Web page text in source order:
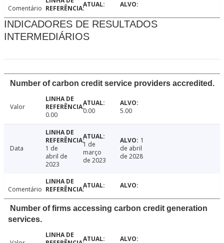
Comentário
INDICADORES DE RESULTADOS
INTERMEDIÁRIOS
Number of carbon credit service providers accredited.
Valor
0.00
0.00 5.00
Data
1 de
abril de
2023
1 de
março
de 2023
1
de abril
de 2028
Comentário
Number of firms accessing carbon credit generation
services.